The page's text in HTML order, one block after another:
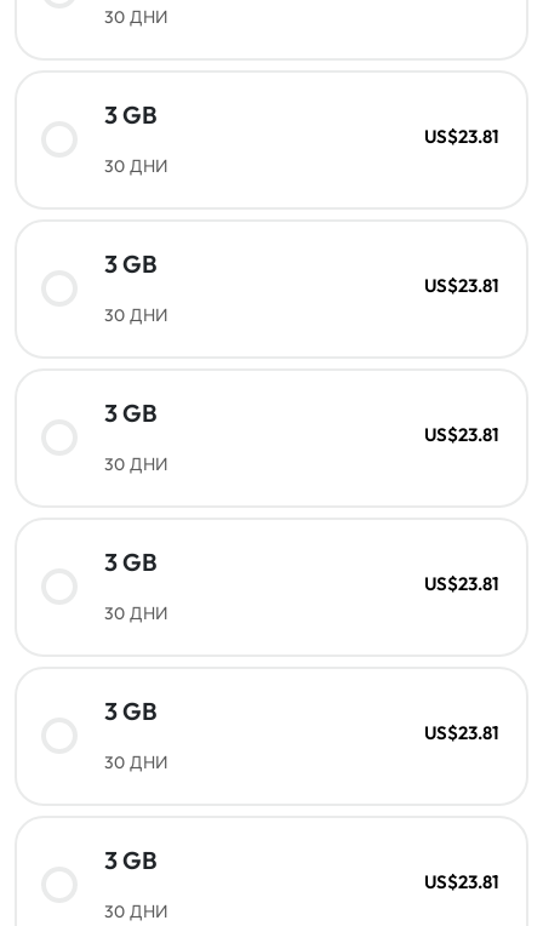
30 ДНИ
3 GB
30 ДНИ
US$23.81
3 GB
30 ДНИ
US$23.81
3 GB
30 ДНИ
US$23.81
3 GB
30 ДНИ
US$23.81
3 GB
30 ДНИ
US$23.81
3 GB
30 ДНИ
US$23.81